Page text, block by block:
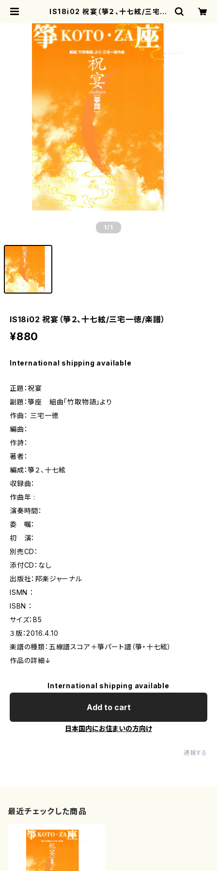
IS18i02 祝宴（箏２、十七絃/三宅一
1 /1
IS18i02 祝宴（箏２、十七絃/三宅一徳/楽譜）
¥880
International shipping available
正題：祝宴
副題：箏座 組曲「竹取物語」より
作曲： 三宅一徳
編曲：
作詩：
著者：
編成：箏２、十七絃
収録曲：
作曲年 :
演奏時間：
委 嘱：
初 演：
別売CD：
添付CD：なし
出版社：邦楽ジャーナル
ISMN ：
ISBN ：
サイズ：B5
３版：2016.4.10
楽譜の種類：五線譜スコア＋箏パート譜（箏・十七絃）
作品の詳細↓
International shipping available
Add to cart
日本国内にお住まいの方向け
通報する
最近チェックした商品